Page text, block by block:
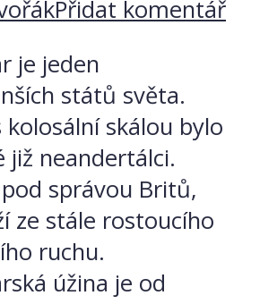
Přidat komentář
je jeden
států světa.
kolosální skálou bylo
již neandertálci.
správou Britů,
ze stále rostoucího
ruchu.
úžina je od